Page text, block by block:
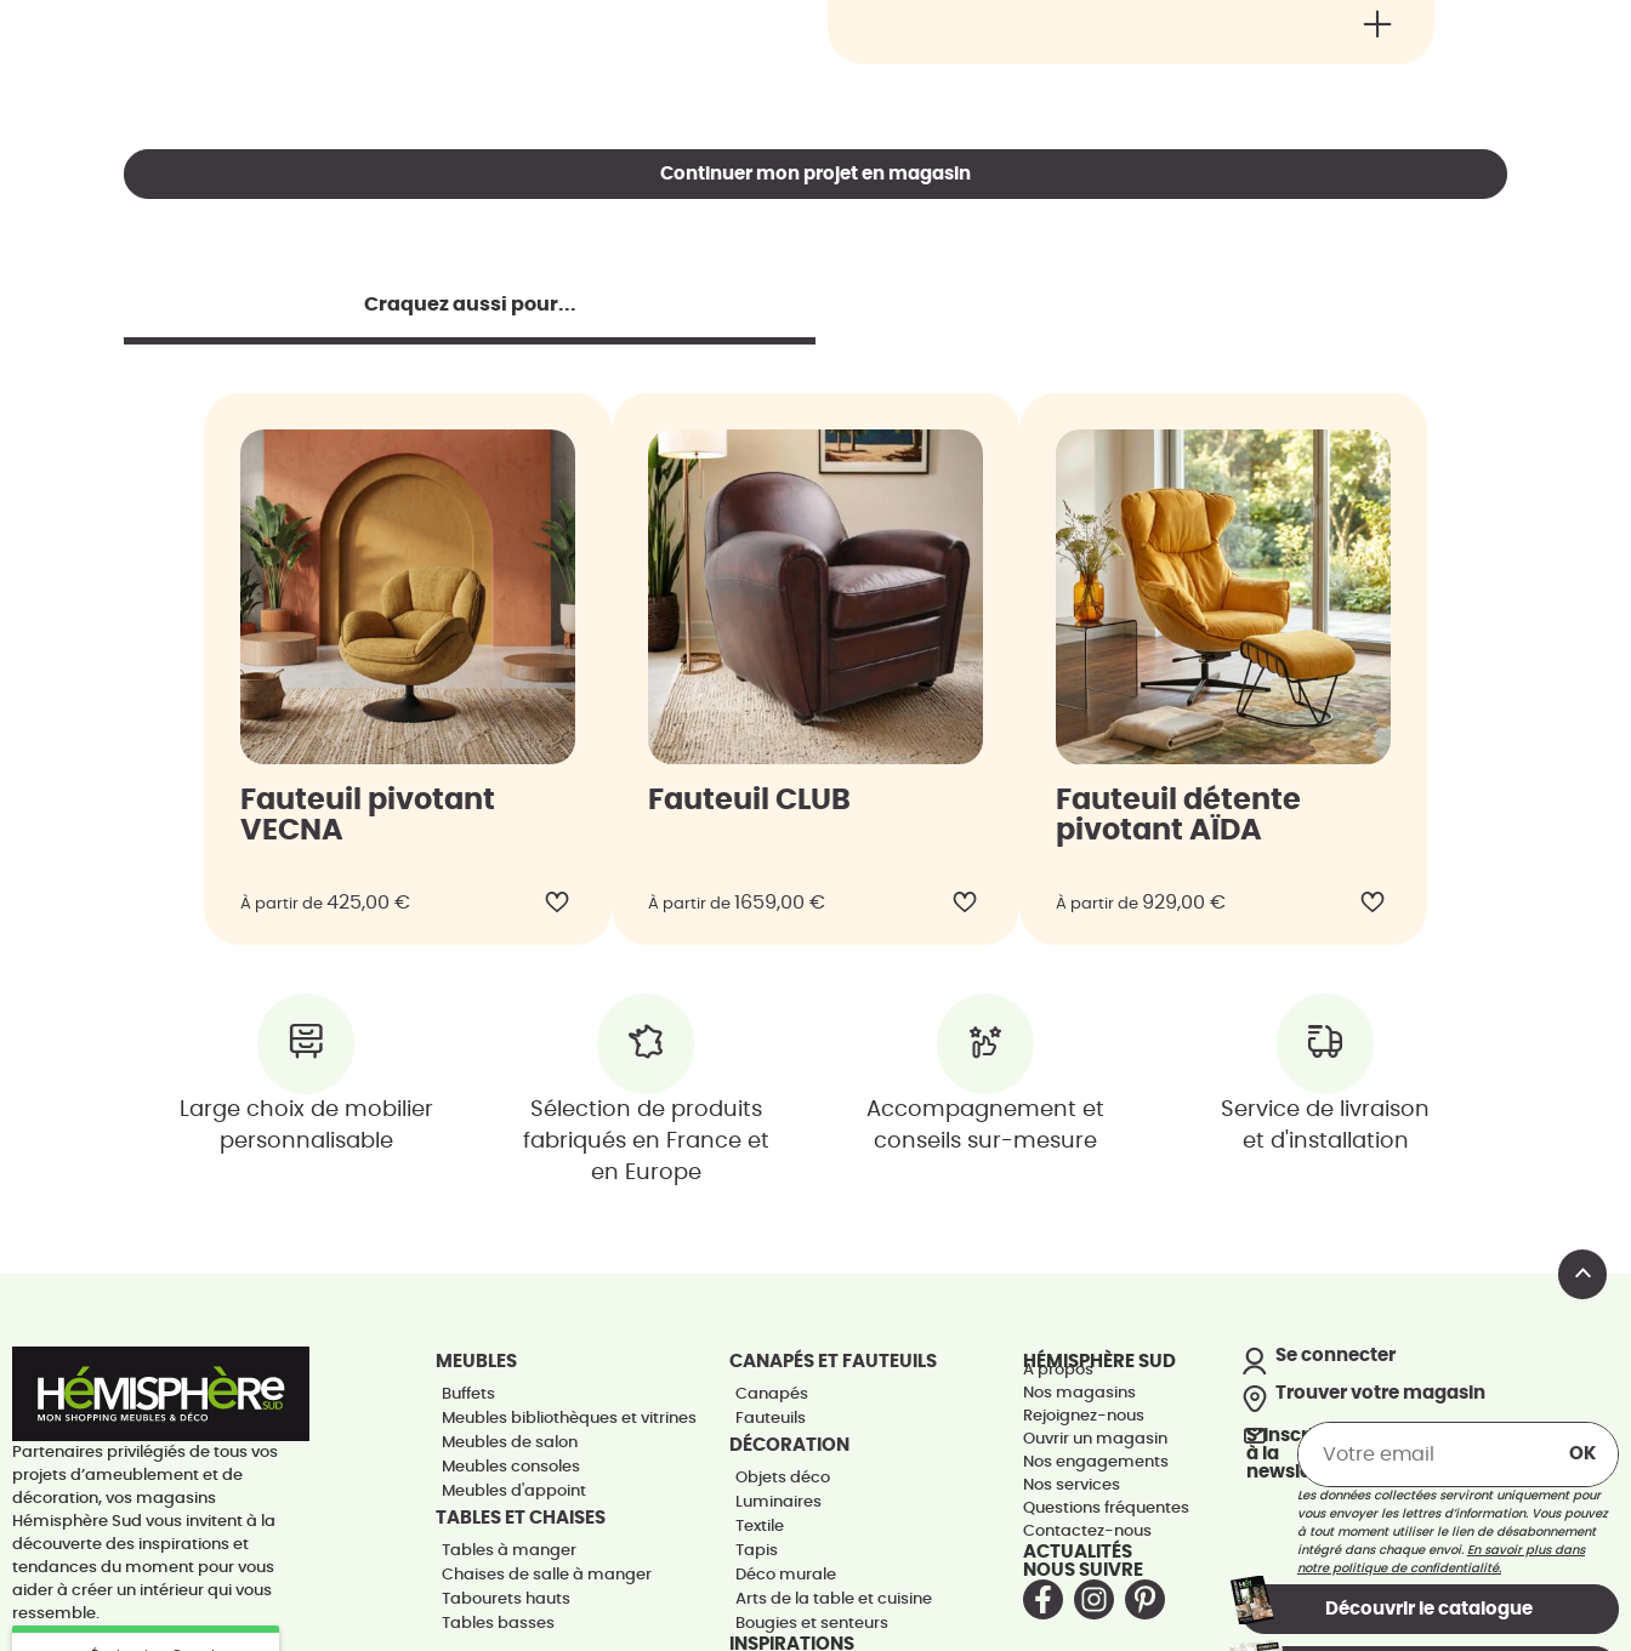
Continuer mon projet en magasin
Craquez aussi pour...
Fauteuil pivotant
VECNA
À partir de 425,00 €
Fauteuil CLUB
À partir de 1659,00 €
Fauteuil détente
pivotant AÏDA
À partir de 929,00€
Large choix de mobilier
personnalisable
Sélection de produits
fabriqués en France et
en Europe
Accompagnement et
conseils sur-mesure
Service de livraison
et d'installation
Partenaires privilégiés de tous vos
projets d’ameublement et de
décoration, vos magasins
Hémisphère Sud vous invitent à la
découverte des inspirations et
tendances du moment pour vous
aider à créer un intérieur qui vous
ressemble.
MEUBLES
Buffets
Meubles bibliothèques et vitrines
Meubles de salon
Meubles consoles
Meubles d'appoint
TABLES ET CHAISES
Tables à manger
Chaises de salle à manger
Tabourets hauts
Tables basses
CANAPÉS ET FAUTEUILS
Canapés
Fauteuils
DÉCORATION
Objets déco
Luminaires
Textile
Tapis
Déco murale
Arts de la table et cuisine
Bougies et senteurs
INSPIRATIONS
HÉMISPHÈRE SUD
A propos
Nos magasins
Rejoignez-nous
Ouvrir un magasin
Nos engagements
Nos services
Questions fréquentes
Contactez-nous
ACTUALITÉS
NOUS SUIVRE
Se connecter
Trouver votre magasin
S’inscrire
à la
newsletter
Les données collectées serviront uniquement pour
vous envoyer les lettres d’information. Vous pouvez
à tout moment utiliser le lien de désabonnement
intégré dans chaque envoi. En savoir plus dans
notre politique de confidentialité.
Découvrir le catalogue